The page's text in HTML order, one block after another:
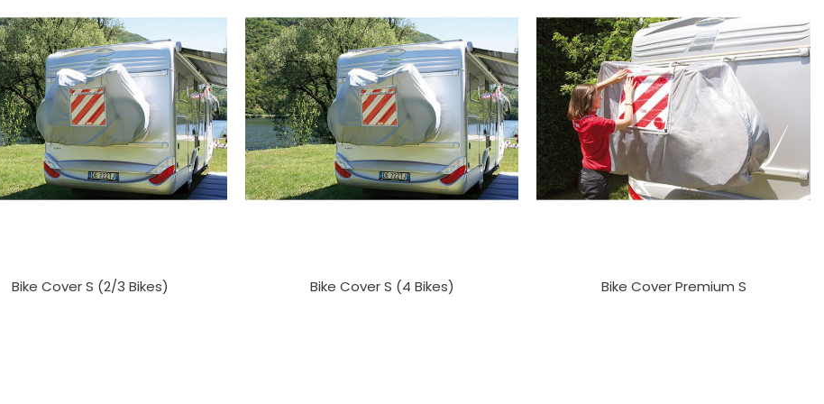
Bike Cover S (2/3 Bikes) Bike Cover S (4 Bikes) Bike Cover Premium S